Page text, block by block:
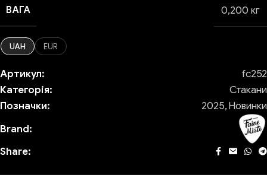
ВАГА 0,200 кг
UAH EUR
Артикул:
fc252
Категорія:
Стакани
Позначки:
2025,Новинки
Brand:
Share: